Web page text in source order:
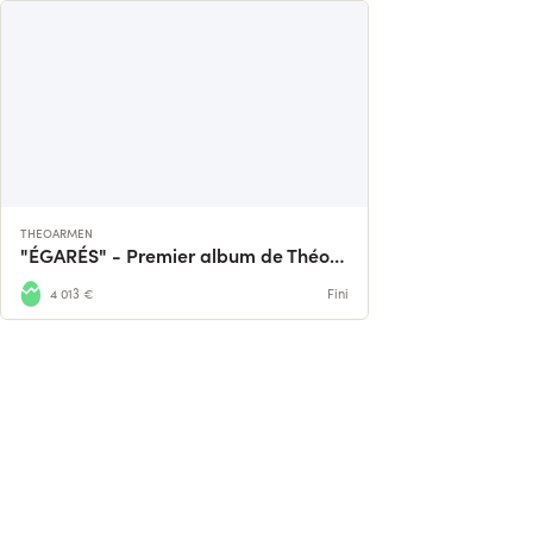
THEOARMEN
"ÉGARÉS" - Premier album de Théo Armen
4 013 € Fini